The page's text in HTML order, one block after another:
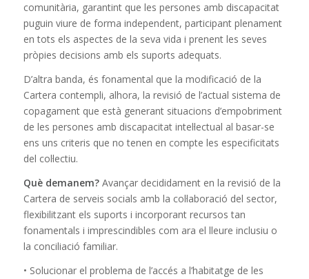
comunitària, garantint que les persones amb discapacitat
puguin viure de forma independent, participant plenament
en tots els aspectes de la seva vida i prenent les seves
pròpies decisions amb els suports adequats.
D’altra banda, és fonamental que la modificació de la
Cartera contempli, alhora, la revisió de l’actual sistema de
copagament que està generant situacions d’empobriment
de les persones amb discapacitat intel·lectual al basar-se
ens uns criteris que no tenen en compte les especificitats
del col·lectiu.
Què demanem?Avançar decididament en la revisió de la
Cartera de serveis socials amb la col·laboració del sector,
flexibilitzant els suports i incorporant recursos tan
fonamentals i imprescindibles com ara el lleure inclusiu o
la conciliació familiar.
• Solucionar el problema de l’accés a l’habitatge de les